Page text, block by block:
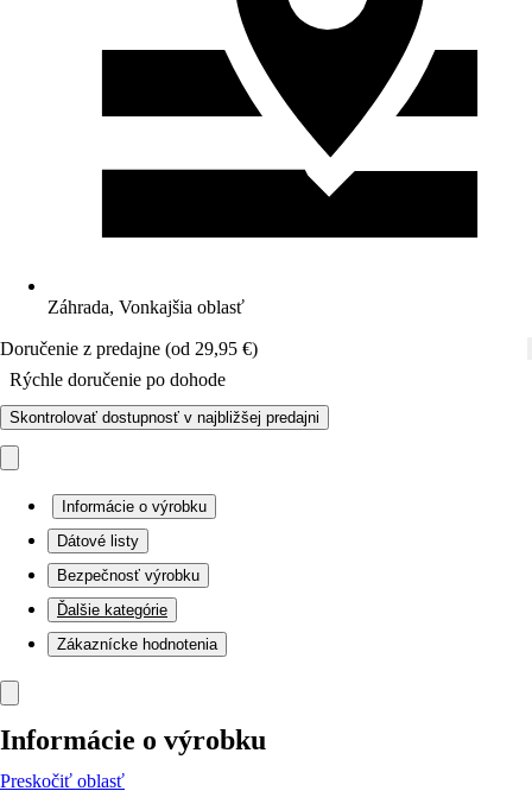
Záhrada, Vonkajšia oblasť
Doručenie z predajne (od 29,95 €)
Rýchle doručenie po dohode
Skontrolovať dostupnosť v najbližšej predajni
Informácie o výrobku
Dátové listy
Bezpečnosť výrobku
Ďalšie kategórie
Zákaznícke hodnotenia
Informácie o výrobku
Preskočiť oblasť